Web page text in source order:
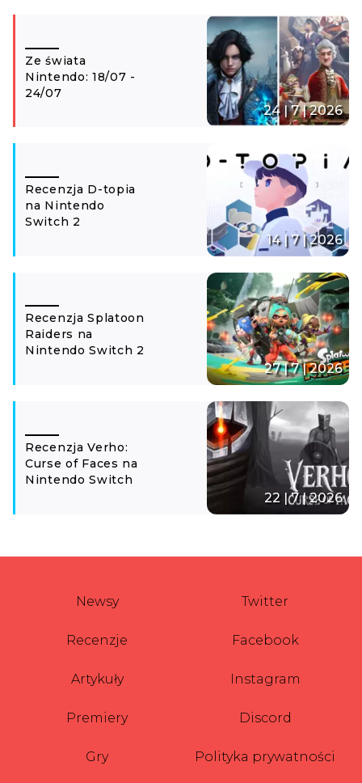
Ze świata
Nintendo: 18/07 -
24/07
24 | 7 | 2026
Recenzja D-topia
na Nintendo
Switch 2
14 | 7 | 2026
Recenzja Splatoon
Raiders na
Nintendo Switch 2
27 | 7 | 2026
Recenzja Verho:
Curse of Faces na
Nintendo Switch
22 | 7 | 2026
Newsy
Recenzje
Artykuły
Premiery
Gry
Twitter
Facebook
Instagram
Discord
Polityka prywatności